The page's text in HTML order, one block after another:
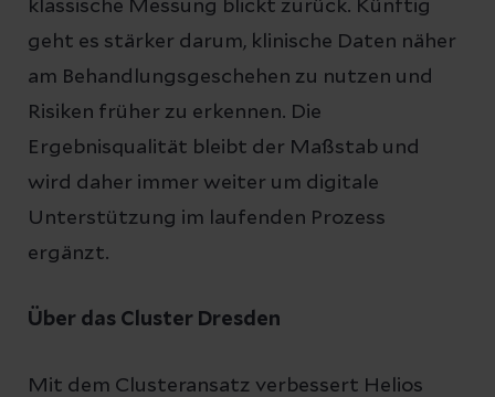
klassische Messung blickt zurück. Künftig
geht es stärker darum, klinische Daten näher
am Behandlungsgeschehen zu nutzen und
Risiken früher zu erkennen. Die
Ergebnisqualität bleibt der Maßstab und
wird daher immer weiter um digitale
Unterstützung im laufenden Prozess
ergänzt.
Über das Cluster Dresden
Mit dem Clusteransatz verbessert Helios